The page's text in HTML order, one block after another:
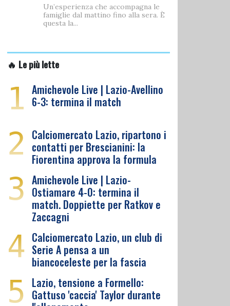
Un’esperienza che accompagna le
famiglie dal mattino fino alla sera. È
questa la...
🔥 Le più lette
1 Amichevole Live | Lazio-Avellino
6-3: termina il match
2 Calciomercato Lazio, ripartono i
contatti per Brescianini: la
Fiorentina approva la formula
3 Amichevole Live | Lazio-
Ostiamare 4-0: termina il
match. Doppiette per Ratkov e
Zaccagni
4 Calciomercato Lazio, un club di
Serie A pensa a un
biancoceleste per la fascia
5 Lazio, tensione a Formello:
Gattuso 'caccia' Taylor durante